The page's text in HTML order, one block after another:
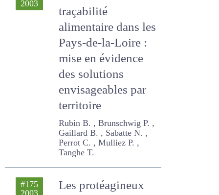
2003
traçabilité
alimentaire dans
les Pays-de-la-
Loire : mise en
évidence des
solutions
envisageables par
territoire
Rubin B. , Brunschwig P. ,
Gaillard B. , Sabatte N. ,